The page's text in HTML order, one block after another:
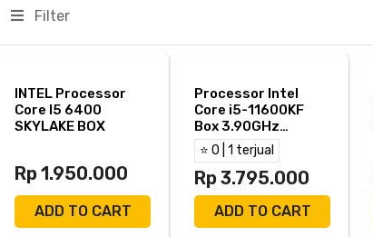
Filter
INTEL Processor
Core I5 6400
SKYLAKE BOX
Rp 1.950.000
ADD TO CART
Processor Intel
Core i5-11600KF
Box 3.90GHz
LGA1200 - Intel I5
11600KF
⭐ 0 | 1 terjual
Rp 3.795.000
ADD TO CART